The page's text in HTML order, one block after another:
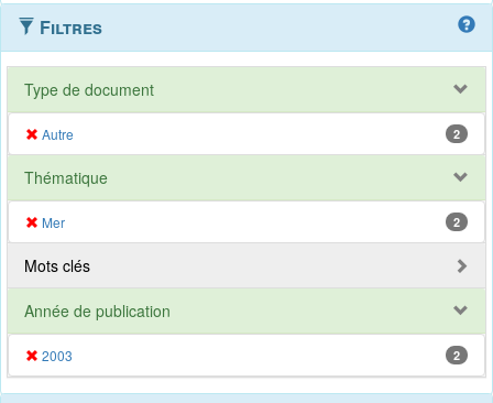
Filtres
Type de document
Autre 2
Thématique
Mer 2
Mots clés
Année de publication
2003 2